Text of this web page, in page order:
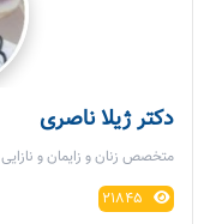
دکتر ژیلا ناصری
متخصص زنان و زایمان و نازایی